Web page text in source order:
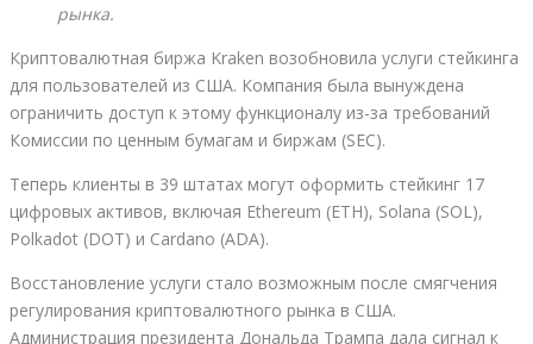
рынка.
Криптовалютная биржа Kraken возобновила услуги стейкинга
для пользователей из США. Компания была вынуждена
ограничить доступ к этому функционалу из-за требований
Комиссии по ценным бумагам и биржам (SEC).
Теперь клиенты в 39 штатах могут оформить стейкинг 17
цифровых активов, включая Ethereum (ETH), Solana (SOL),
Polkadot (DOT) и Cardano (ADA).
Восстановление услуги стало возможным после смягчения
регулирования криптовалютного рынка в США.
Администрация президента Дональда Трампа дала сигнал к